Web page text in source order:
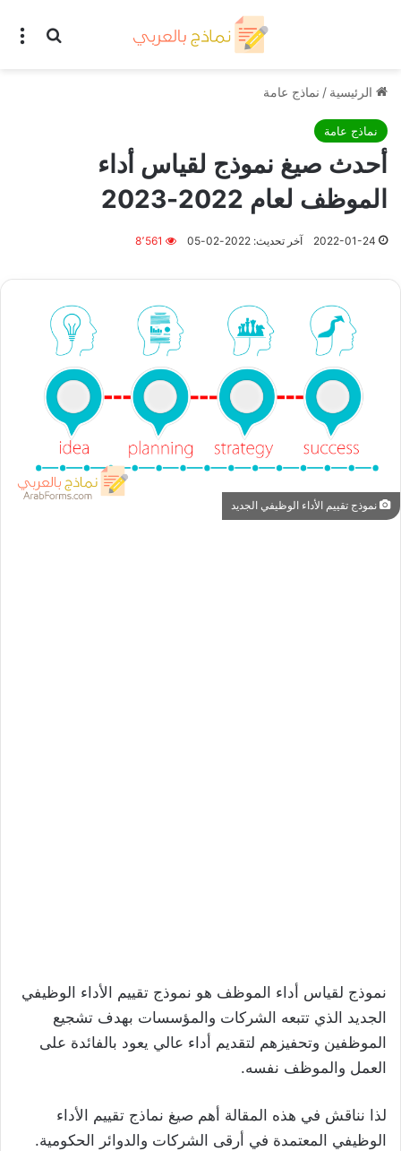
بحث
الرئيسية / نماذج عامة
نماذج عامة
أحدث صيغ نموذج لقياس أداء
الموظف لعام 2022-2023
2022-01-24 آخر تحديث: 2022-02-05 8٬561
نموذج تقييم الأداء الوظيفي الجديد
نموذج لقياس أداء الموظف هو نموذج تقييم الأداء الوظيفي
الجديد الذي تتبعه الشركات والمؤسسات بهدف تشجيع
الموظفين وتحفيزهم لتقديم أداء عالي يعود بالفائدة على
العمل والموظف نفسه.
لذا نناقش في هذه المقالة أهم صيغ نماذج تقييم الأداء
الوظيفي المعتمدة في أرقى الشركات والدوائر الحكومية.